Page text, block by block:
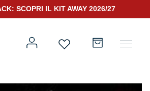
SCOPRI IL KIT AWAY 2026/27